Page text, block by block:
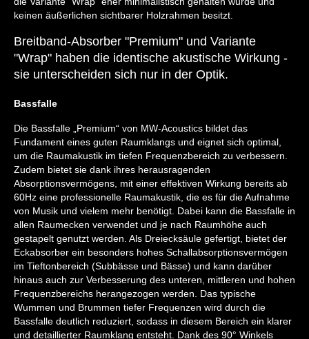
keinen äußerlichen sichtbarer Holzrahmen besitzt.
Breitband-Absorber "Premium" und Variante
"Wrap" haben die identische akustische Wirkung -
sie unterscheiden sich nur in der Optik.
Bassfalle
Die Bassfalle „Premium“ von MW-Acoustics bildet das
Fundament eines guten Raumklangs und eignet sich optimal,
um die Raumakustik im tiefen Frequenzbereich zu verbessern.
Zudem bietet sie dank ihres herausragenden
Absorptionsvermögens, mit einer effektiven Wirkung bereits ab
60Hz eine professionelle Raumakustik, die es für die Aufnahme
von Musik und vielem mehr benötigt. Dabei kann die Bassfalle in
allen Raumecken verwendet und je nach Raumhöhe auch
gestapelt genutzt werden. Als Dreiecksäule gefertigt, bietet der
Eckabsorber ein besonders hohes Schallabsorptionsvermögen
im Tieftonbereich (Subbässe und Bässe) und kann darüber
hinaus auch zur Verbesserung des unteren, mittleren und hohen
Frequenzbereichs herangezogen werden. Das typische
Wummen und Brummen tiefer Frequenzen wird durch die
Bassfalle deutlich reduziert, sodass in diesem Bereich ein klarer
und detaillierter Raumklang entsteht. Dank des 90° Winkels